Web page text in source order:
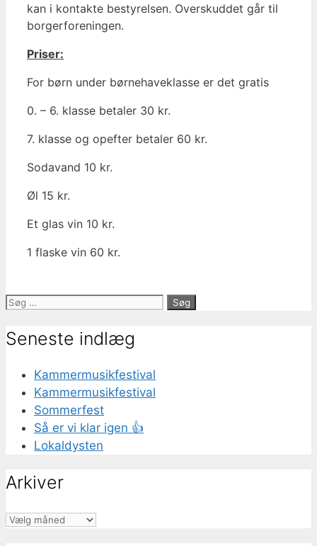
kan i kontakte bestyrelsen. Overskuddet går til
borgerforeningen.
Priser:
For børn under børnehaveklasse er det gratis
0. – 6. klasse betaler 30 kr.
7. klasse og opefter betaler 60 kr.
Sodavand 10 kr.
Øl 15 kr.
Et glas vin 10 kr.
1 flaske vin 60 kr.
Søg
Seneste indlæg
Kammermusikfestival
Kammermusikfestival
Sommerfest
Så er vi klar igen 👍
Lokaldysten
Arkiver
Arkiver